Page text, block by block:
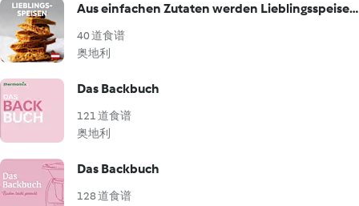
Aus einfachen Zutaten werden Lieblingsspeisen!
40 道食谱
奥地利
Das Backbuch
121 道食谱
奥地利
Das Backbuch
128 道食谱